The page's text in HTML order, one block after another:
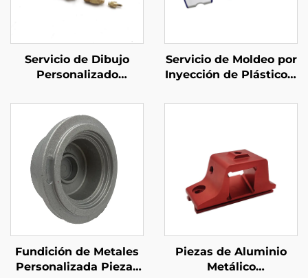
Servicio de Dibujo
Personalizado
Alta Precisión
Torneado CNC de
Acero/Aluminio/Bronce
Servicio de Moldeo por
Inyección de Plástico a
Plástico Moldeado por
Fundición de Metales
Personalizada Piezas
Piezas de Aluminio
Metálico